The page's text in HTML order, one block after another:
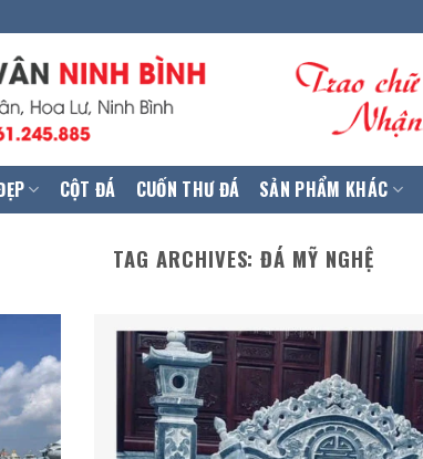
CỘT ĐÁ CUỐN THƯ ĐÁ SẢN PHẨM KHÁC
TAG ARCHIVES:ĐÁ MỸ NGHỆ